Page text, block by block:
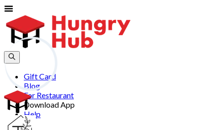
Gift Card
Blog
For Restaurant
Download App
Help